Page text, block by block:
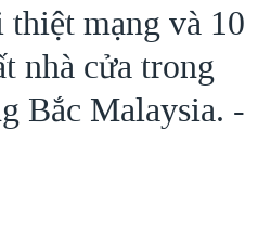
mạng và 10
nhà cửa trong
Bắc Malaysia. -